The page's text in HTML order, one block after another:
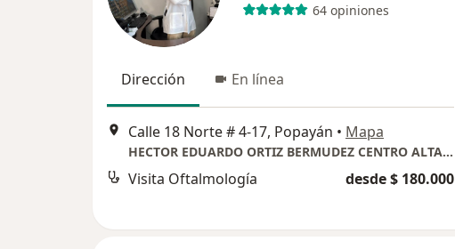
64 opiniones
Dirección En línea
Calle 18 Norte # 4-17, Popayán • Mapa
HECTOR EDUARDO ORTIZ BERMUDEZ CENTRO ALTA ESPECIALIDAD CUIDAD BLANCA CONSULTORIOS 206-207
Visita Oftalmología desde $ 180.000